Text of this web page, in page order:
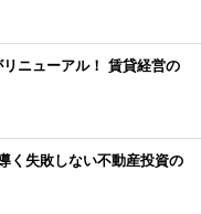
リニューアル！ 賃貸経営の
く失敗しない不動産投資の